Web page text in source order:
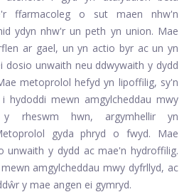
ffarmacoleg o sut maen nhw'n
ydyn nhw'r un peth yn union. Mae
ar gael, un yn actio byr ac un yn
dosio unwaith neu ddwywaith y dydd
metoprolol hefyd yn lipoffilig, sy'n
hydoddi mewn amgylcheddau mwy
rheswm hwn, argymhellir yn
gyda phryd o fwyd. Mae
unwaith y dydd ac mae'n hydroffilig.
amgylcheddau mwy dyfrllyd, ac
y mae angen ei gymryd.